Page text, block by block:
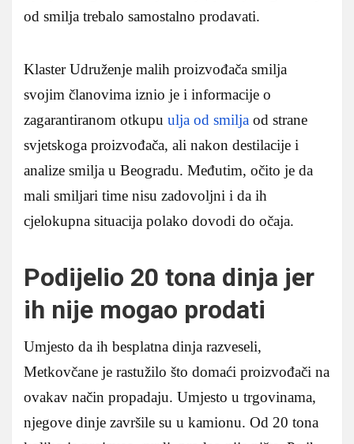
od smilja trebalo samostalno prodavati.
Klaster Udruženje malih proizvođača smilja
svojim članovima iznio je i informacije o
zagarantiranom otkupu ulja od smilja od strane
svjetskoga proizvođača, ali nakon destilacije i
analize smilja u Beogradu. Međutim, očito je da
mali smiljari time nisu zadovoljni i da ih
cjelokupna situacija polako dovodi do očaja.
Podijelio 20 tona dinja jer
ih nije mogao prodati
Umjesto da ih besplatna dinja razveseli,
Metkovčane je rastužilo što domaći proizvođači na
ovakav način propadaju. Umjesto u trgovinama,
njegove dinje završile su u kamionu. Od 20 tona